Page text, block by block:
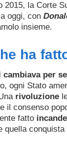
2015, la Corte
oggi, con
insieme.
ha
cambiava per
ogni Stato
rivoluzione
il consenso
fatto
quella conquista